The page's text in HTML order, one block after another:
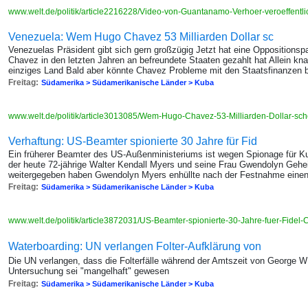
www.welt.de/politik/article2216228/Video-von-Guantanamo-Verhoer-
Venezuela: Wem Hugo Chavez 53 Milliarden Dollar sc
Venezuelas Präsident gibt sich gern großzügig Jetzt hat eine
Chavez in den letzten Jahren an befreundete Staaten gezahlt hat Allein
einziges Land Bald aber könnte Chavez Probleme mit den Staatsfinanzen
Freitag: Südamerika > Südamerikanische Länder > Kuba
www.welt.de/politik/article3013085/Wem-Hugo-Chavez-53-Milliarden-Dollar-
Verhaftung: US-Beamter spionierte 30 Jahre für Fid
Ein früherer Beamter des US-Außenministeriums ist wegen Spionage für
der heute 72-jährige Walter Kendall Myers und seine Frau Gwendolyn
weitergegeben haben Gwendolyn Myers enhüllte nach der Festnahme
Freitag: Südamerika > Südamerikanische Länder > Kuba
www.welt.de/politik/article3872031/US-Beamter-spionierte-30-Jahre-fuer-Fidel-
Waterboarding: UN verlangen Folter-Aufklärung von
Die UN verlangen, dass die Folterfälle während der Amtszeit von George
Untersuchung sei "mangelhaft" gewesen
Freitag: Südamerika > Südamerikanische Länder > Kuba